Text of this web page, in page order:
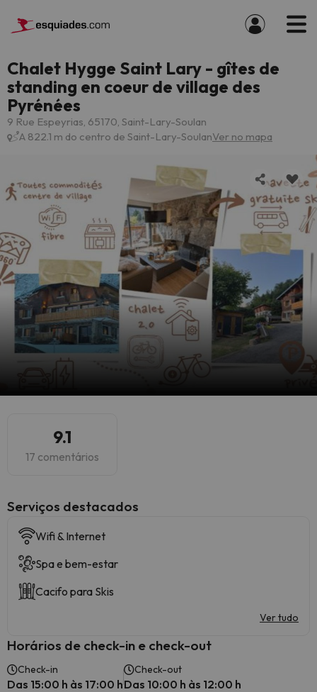
Chalet Hygge Saint Lary - gîtes de
standing en coeur de village des
Pyrénées
9 Rue Espeyrias, 65170, Saint-Lary-Soulan
A 822.1 m do centro de Saint-Lary-SoulanVer no mapa
9.1
17 comentários
Serviços destacados
Wifi & Internet
Spa e bem-estar
Cacifo para Skis
Ver tudo
Horários de check-in e check-out
Check-in
Das 15:00 h às 17:00 h
Check-out
Das 10:00 h às 12:00 h